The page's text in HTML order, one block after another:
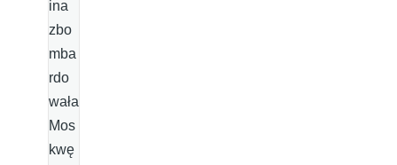
ina
zbo
mba
rdo
wała
Mos
kwę